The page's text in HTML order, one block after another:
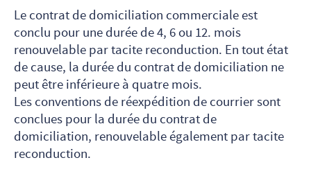
Le contrat de domiciliation commerciale est
conclu pour une durée de 4, 6 ou 12. mois
renouvelable par tacite reconduction. En tout état
de cause, la durée du contrat de domiciliation ne
peut être inférieure à quatre mois.
Les conventions de réexpédition de courrier sont
conclues pour la durée du contrat de
domiciliation, renouvelable également par tacite
reconduction.